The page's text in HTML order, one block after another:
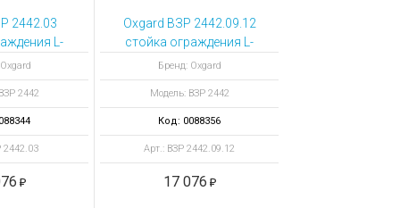
2442.03
L-
4 муфты
90°
2442
2442.03
Oxgard ВЗР 2442.09.12
стойка ограждения L-
образная
передвижная с
отверстием под
фиксатор справа
Бренд: Oxgard
Модель: ВЗР 2442
Код: 0088356
Арт.: ВЗР 2442.09.12
17 076